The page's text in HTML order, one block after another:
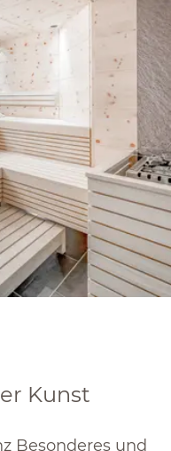
Kunst
Besonderes und